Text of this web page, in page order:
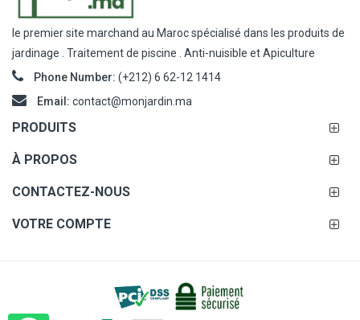
le premier site marchand au Maroc spécialisé dans les produits de
jardinage . Traitement de piscine . Anti-nuisible et Apiculture
Phone Number: (+212) 6 62-12 1414
Email: contact@monjardin.ma
PRODUITS
À PROPOS
CONTACTEZ-NOUS
VOTRE COMPTE